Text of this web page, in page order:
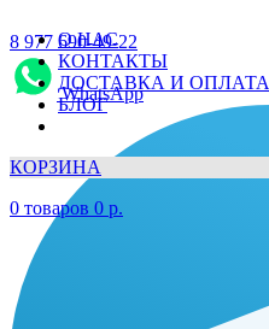
О НАС
КОНТАКТЫ
ДОСТАВКА И ОПЛАТА
БЛОГ
КОРЗИНА
0 товаров 0 р.
8 977 690-49-22
WhatsApp